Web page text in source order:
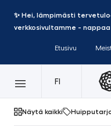
✨ Hei, lämpimästi
verkkosivultamme -
Etusivu
FI
Näytä kaikki